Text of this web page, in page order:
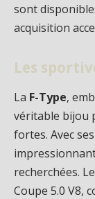
sont
acquisition
Les
La F-Type,
véritable bijou
fortes. Avec
recherchées.
Coupe 5.0 V8,